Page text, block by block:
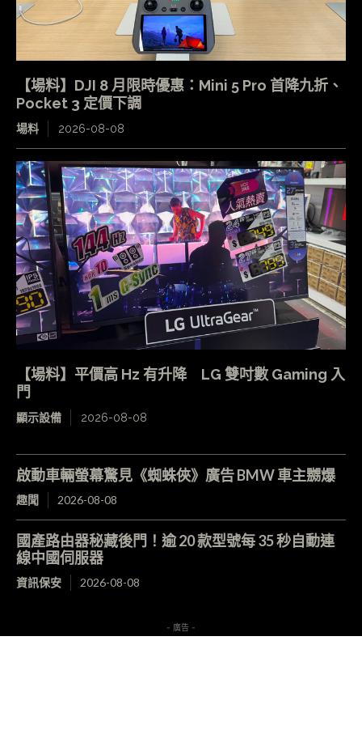
【場料】DJI 8 月限時優惠：Mini 5 Pro 首降九折、
Pocket 3 定價下調
場料 2026-08-08
【場料】平價高 Hz 有升降 LG 雙吋數 Gaming 入
門
顯示設備 2026-08-08
啟動車輛螢幕驚見《蜘蛛俠》廣告 BMW 車主嬲爆
趣聞 2026-08-08
國產路由器秘藏後門！逾 20 款型號每 35 秒自動連
線中國伺服器
資訊保安 2026-08-08
- 廣告 -